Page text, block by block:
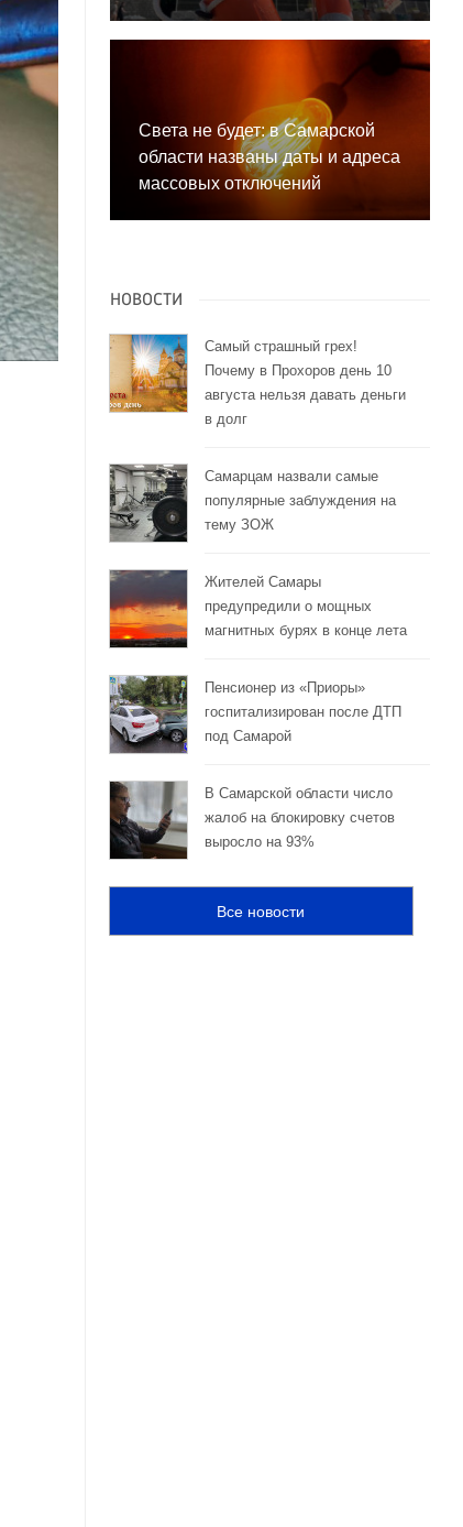
Света не будет: в Самарской
области названы даты и адреса
массовых отключений
НОВОСТИ
Самый страшный грех!
Почему в Прохоров день 10
августа нельзя давать деньги
в долг
Самарцам назвали самые
популярные заблуждения на
тему ЗОЖ
Жителей Самары
предупредили о мощных
магнитных бурях в конце лета
Пенсионер из «Приоры»
госпитализирован после ДТП
под Самарой
В Самарской области число
жалоб на блокировку счетов
выросло на 93%
Все новости